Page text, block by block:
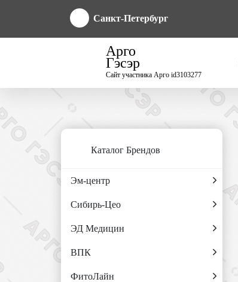
Санкт-Петербург
Арго
Гэсэр
Сайт участника Арго id3103277
Каталог Брендов
Эм-центр
Сибирь-Цео
ЭД Медицин
ВПК
ФитоЛайн